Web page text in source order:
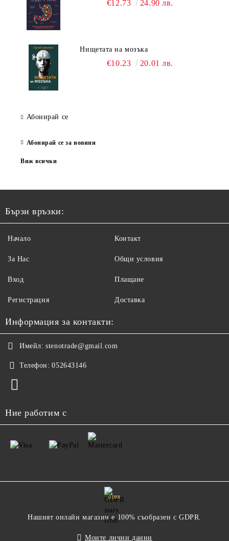
€12.73 24.90 лв.
Нищетата на мозъка
€10.23 20.01 лв.
Абонирай се
Абонирай се за новини
Виж всички
Бързи връзки:
Начало
За Нас
Вход
Регистрация
Контакт
Общи условия
Плащане
Доставка
Информация за контакти:
Имейл: stenotrade@gmail.com
Телефон: 052643146
Ние работим с
GDPR
Нашият онлайн магазин е 100% съобразен с GDPR.
Моите лични данни